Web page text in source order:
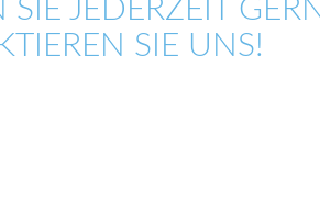
JEDERZEIT
SIE UNS!